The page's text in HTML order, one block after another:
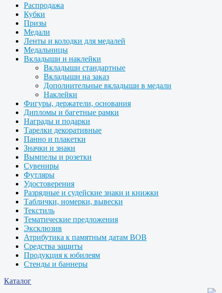
Распродажа
Кубки
Призы
Медали
Ленты и колодки для медалей
Медальницы
Вкладыши и наклейки
Вкладыши стандартные
Вкладыши на заказ
Дополнительные вкладыши в медали
Наклейки
Фигуры, держатели, основания
Дипломы и багетные рамки
Награды и подарки
Тарелки декоративные
Панно и плакетки
Значки и знаки
Вымпелы и розетки
Сувениры
Футляры
Удостоверения
Разрядные и судейские знаки и книжки
Таблички, номерки, вывески
Текстиль
Тематические предложения
Эксклюзив
Атрибутика к памятным датам ВОВ
Средства защиты
Продукция к юбилеям
Стенды и баннеры
Каталог